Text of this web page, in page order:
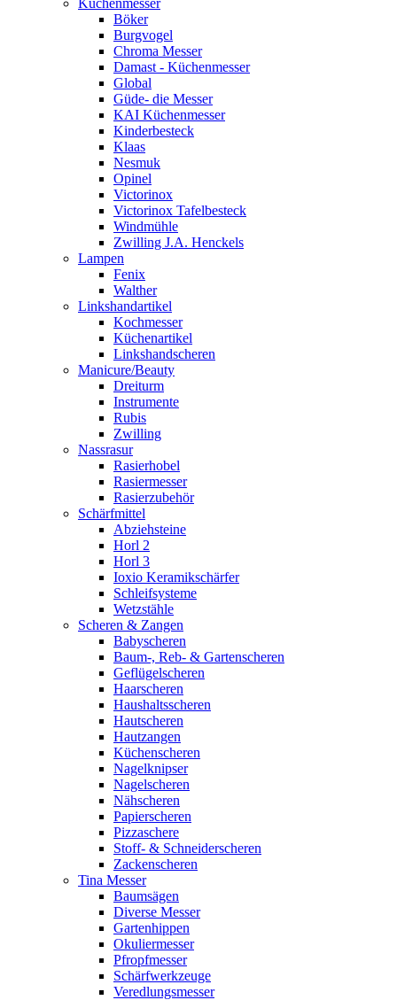
Küchenmesser
Böker
Burgvogel
Chroma Messer
Damast - Küchenmesser
Global
Güde- die Messer
KAI Küchenmesser
Kinderbesteck
Klaas
Nesmuk
Opinel
Victorinox
Victorinox Tafelbesteck
Windmühle
Zwilling J.A. Henckels
Lampen
Fenix
Walther
Linkshandartikel
Kochmesser
Küchenartikel
Linkshandscheren
Manicure/Beauty
Dreiturm
Instrumente
Rubis
Zwilling
Nassrasur
Rasierhobel
Rasiermesser
Rasierzubehör
Schärfmittel
Abziehsteine
Horl 2
Horl 3
Ioxio Keramikschärfer
Schleifsysteme
Wetzstähle
Scheren & Zangen
Babyscheren
Baum-, Reb- & Gartenscheren
Geflügelscheren
Haarscheren
Haushaltsscheren
Hautscheren
Hautzangen
Küchenscheren
Nagelknipser
Nagelscheren
Nähscheren
Papierscheren
Pizzaschere
Stoff- & Schneiderscheren
Zackenscheren
Tina Messer
Baumsägen
Diverse Messer
Gartenhippen
Okuliermesser
Pfropfmesser
Schärfwerkzeuge
Veredlungsmesser